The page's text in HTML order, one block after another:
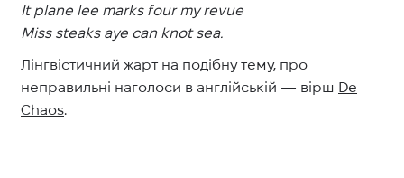
It plane lee marks four my revue
Miss steaks aye can knot sea.
Лінгвістичний жарт на подібну тему, про
неправильні наголоси в англійській — вірш De
Chaos.